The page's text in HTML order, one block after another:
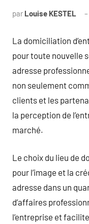
par Louise KESTEL
La domiciliation
pour toute nouvelle
adresse
non seulement
clients et les
la perception de
marché.
Le choix du lieu de
pour l’image et la
adresse dans un
d’affaires
l’entreprise et